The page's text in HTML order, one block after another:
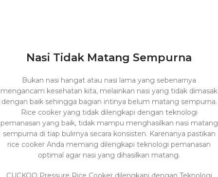
Nasi Tidak Matang Sempurna
Bukan nasi hangat atau nasi lama yang sebenarnya
mengancam kesehatan kita, melainkan nasi yang tidak dimasak
dengan baik sehingga bagian intinya belum matang sempurna.
Rice cooker yang tidak dilengkapi dengan teknologi
pemanasan yang baik, tidak mampu menghasilkan nasi matang
sempurna di tiap bulirnya secara konsisten. Karenanya pastikan
rice cooker Anda memang dilengkapi teknologi pemanasan
optimal agar nasi yang dihasilkan matang.